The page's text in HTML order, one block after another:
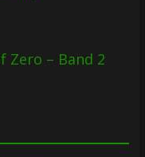
Zero – Band 2